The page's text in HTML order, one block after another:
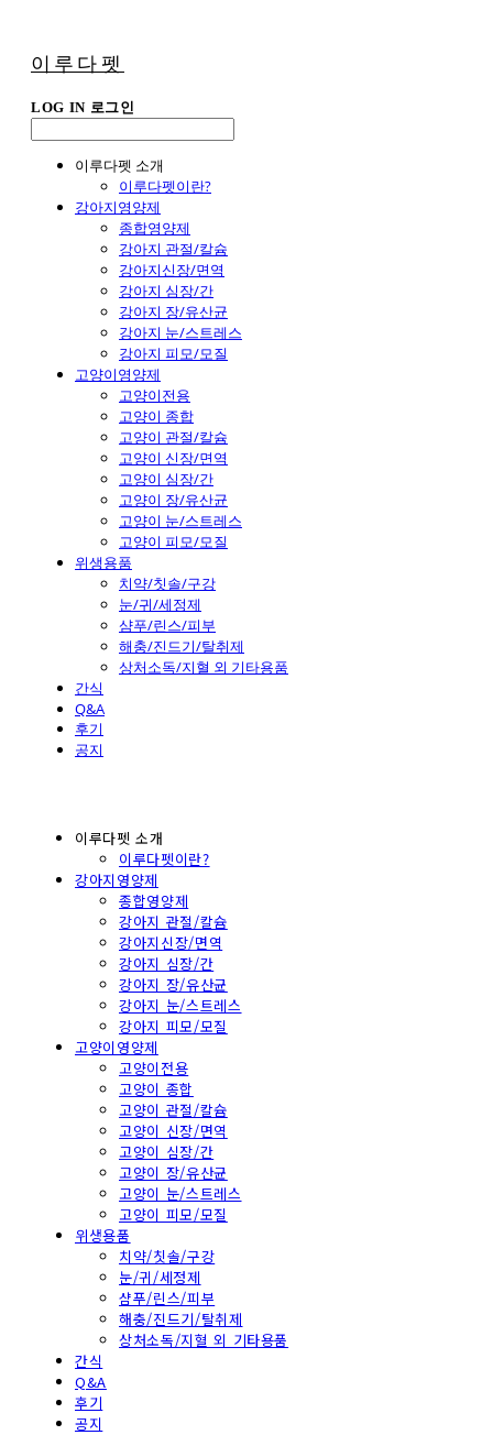
이루다펫
LOG IN 로그인
이루다펫 소개
이루다펫이란?
강아지영양제
종합영양제
강아지 관절/칼슘
강아지신장/면역
강아지 심장/간
강아지 장/유산균
강아지 눈/스트레스
강아지 피모/모질
고양이영양제
고양이전용
고양이 종합
고양이 관절/칼슘
고양이 신장/면역
고양이 심장/간
고양이 장/유산균
고양이 눈/스트레스
고양이 피모/모질
위생용품
치약/칫솔/구강
눈/귀/세정제
샴푸/린스/피부
해충/진드기/탈취제
상처소독/지혈 외 기타용품
간식
Q&A
후기
공지
이루다펫 소개
이루다펫이란?
강아지영양제
종합영양제
강아지 관절/칼슘
강아지신장/면역
강아지 심장/간
강아지 장/유산균
강아지 눈/스트레스
강아지 피모/모질
고양이영양제
고양이전용
고양이 종합
고양이 관절/칼슘
고양이 신장/면역
고양이 심장/간
고양이 장/유산균
고양이 눈/스트레스
고양이 피모/모질
위생용품
치약/칫솔/구강
눈/귀/세정제
샴푸/린스/피부
해충/진드기/탈취제
상처소독/지혈 외 기타용품
간식
Q&A
후기
공지